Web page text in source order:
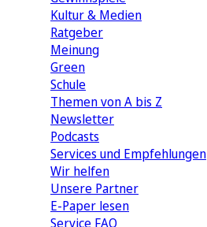
Kultur & Medien
Ratgeber
Meinung
Green
Schule
Themen von A bis Z
Newsletter
Podcasts
Services und Empfehlungen
Wir helfen
Unsere Partner
E-Paper lesen
Service FAQ